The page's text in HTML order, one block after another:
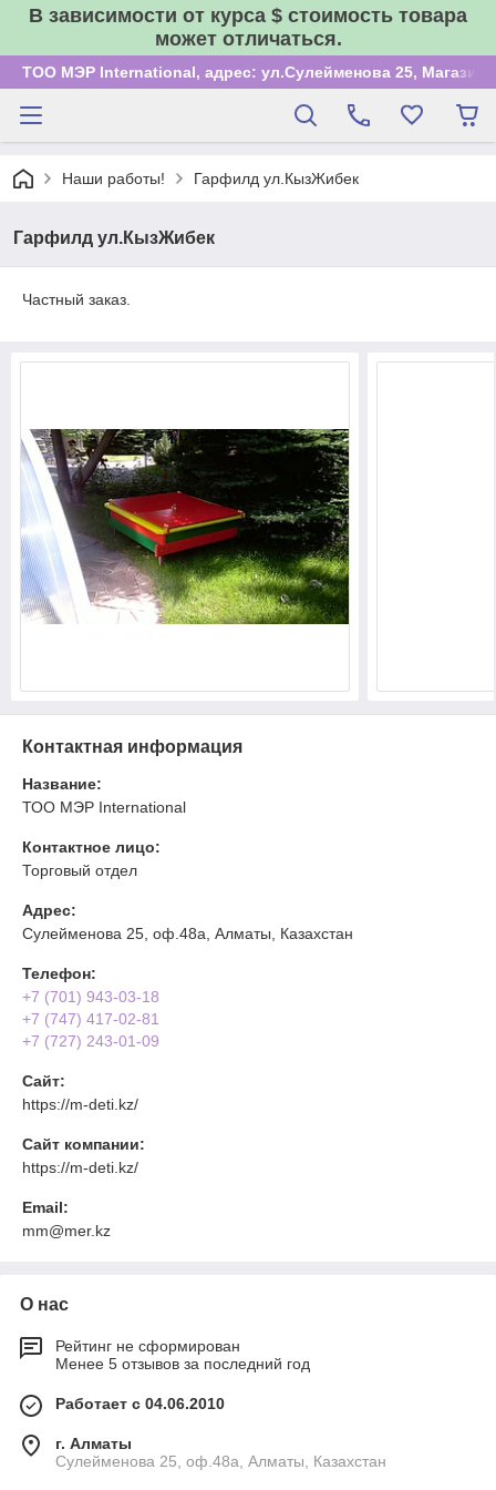
В зависимости от курса $ стоимость товара
может отличаться.
ТОО МЭР International, адрес: ул.Сулейменова 25, Магазин
Наши работы! Гарфилд ул.КызЖибек
Гарфилд ул.КызЖибек
Частный заказ.
Контактная информация
Название:
ТОО МЭР International
Контактное лицо:
Торговый отдел
Адрес:
Сулейменова 25, оф.48а, Алматы, Казахстан
Телефон:
+7 (701) 943-03-18
+7 (747) 417-02-81
+7 (727) 243-01-09
Сайт:
https://m-deti.kz/
Сайт компании:
https://m-deti.kz/
Email:
mm@mer.kz
О нас
Рейтинг не сформирован
Менее 5 отзывов за последний год
Работает с 04.06.2010
г. Алматы
Сулейменова 25, оф.48а, Алматы, Казахстан